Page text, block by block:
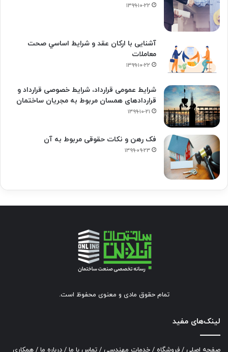
۱۳۹۹-۱۰-۲۲
آشنایی با ارکان عقد و شرايط اساسي صحت
معاملات
۱۳۹۹-۱۰-۲۲
شرایط عمومی قرارداد، شرایط خصوصی قرارداد و
قراردادهای همسان مربوط به مجریان ساختمان
۱۳۹۹-۱۰-۲۱
فک‌ رهن و نکات حقوقی مربوط به آن
۱۳۹۹-۰۹-۲۳
تمام حقوق مادی و معنوی محفوظ است.
لینک‌های مفید
صفحه اصلی / فروشگاه / خدمات مهندسی / تماس با ما / درباره ما / همکاری